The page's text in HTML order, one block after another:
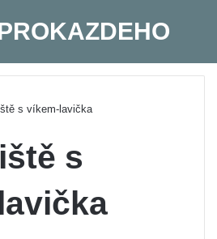
s víkem-lavička
s